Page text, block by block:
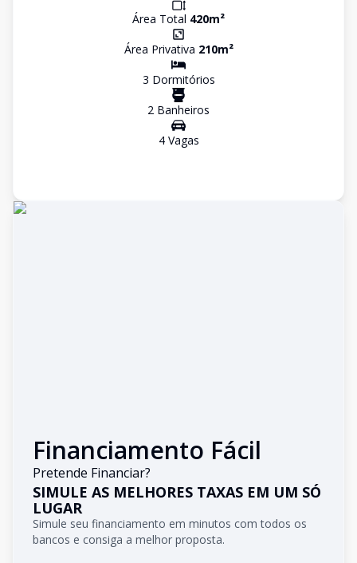
Área Total 420m²
Área Privativa 210m²
3 Dormitórios
2 Banheiros
4Vagas
Financiamento Fácil
Pretende Financiar?
SIMULE AS MELHORES TAXAS EM UM SÓ
LUGAR
Simule seu financiamento em minutos com todos os
bancos e consiga a melhor proposta.